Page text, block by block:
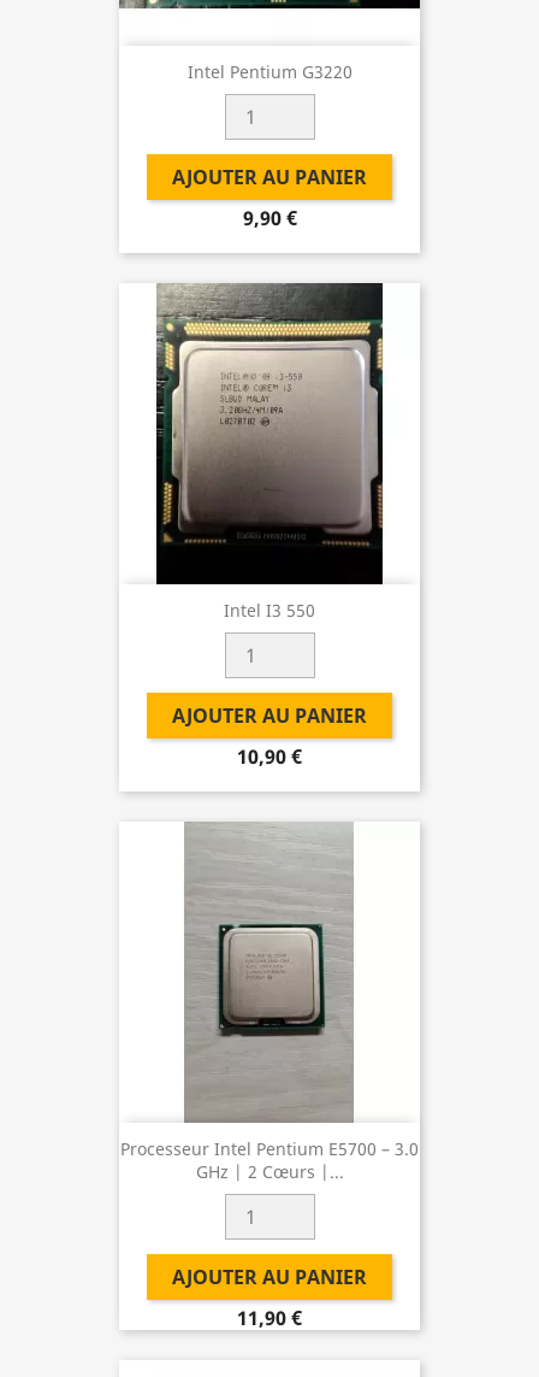
Intel Pentium G3220
AJOUTER AU PANIER
9,90 €
Intel I3 550
AJOUTER AU PANIER
10,90 €
Processeur Intel Pentium E5700 – 3.0
GHz | 2 Cœurs |...
AJOUTER AU PANIER
11,90 €